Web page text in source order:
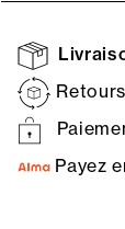
Payez